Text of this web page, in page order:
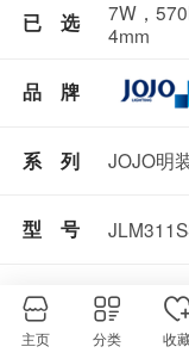
已 选
7W，
4mm
品 牌
系 列 JOJO明
型 号
起购量 1件
主页 分类 收